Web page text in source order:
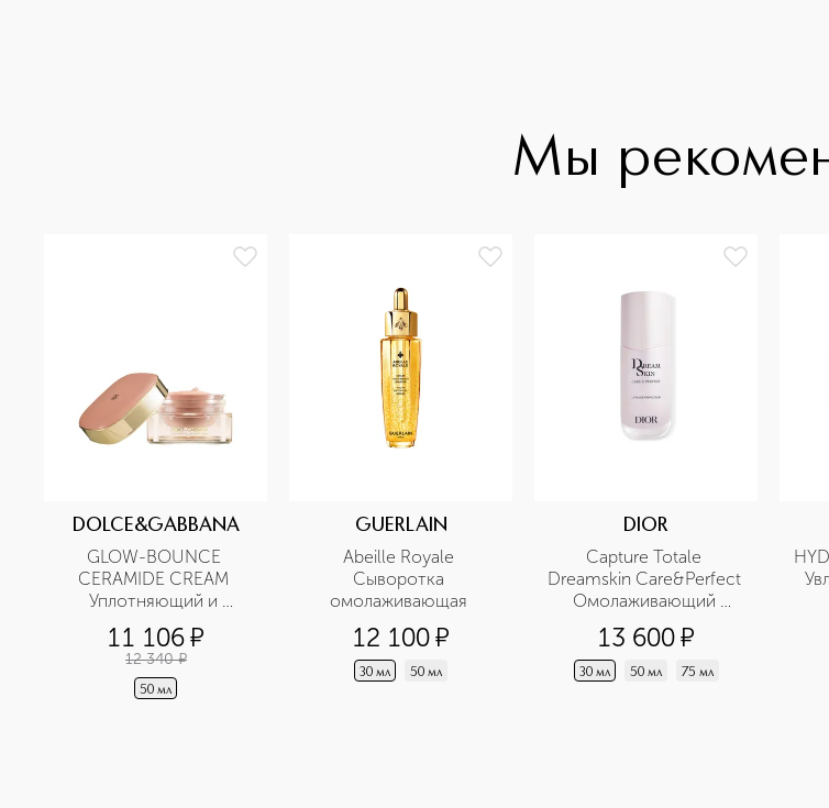
Мы
DOLCE&GABBANA
GLOW-BOUNCE
CERAMIDE CREAM
Уплотняющий и
совершенствующий
крем
11 106¤
12 340 ¤
50 мл
GUERLAIN
Abeille Royale
Cыворотка
12 100¤
30 мл 50 мл
DIOR
Capture Totale
Dreamskin Care&Perfect
Омолаживающий
совершенствующий
флюид для лица
13 600¤
30 мл 50 мл 75 мл